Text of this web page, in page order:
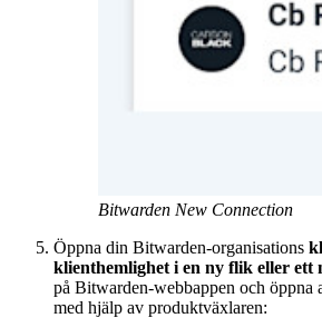
Bitwarden New Connection
Öppna din Bitwarden-organisations
klienthemlighet i en ny flik eller ett
på Bitwarden-webbappen och öppna
med hjälp av produktväxlaren: